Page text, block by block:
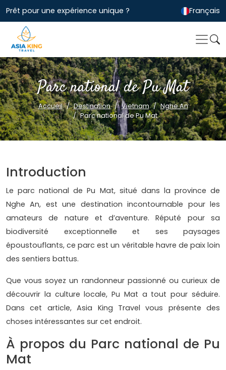
Prêt pour une expérience unique ? Français
Parc national de Pu Mat
Accueil Destination Vietnam
Nghe An
Parc national de Pu Mat
Introduction
Le parc national de Pu Mat, situé dans la province de
Nghe An, est une destination incontournable pour les
amateurs de nature et d’aventure. Réputé pour sa
biodiversité exceptionnelle et ses paysages
époustouflants, ce parc est un véritable havre de paix loin
des sentiers battus.
Que vous soyez un randonneur passionné ou curieux de
découvrir la culture locale, Pu Mat a tout pour séduire.
Dans cet article, Asia King Travel vous présente des
choses intéressantes sur cet endroit.
À propos du Parc national de Pu
Mat